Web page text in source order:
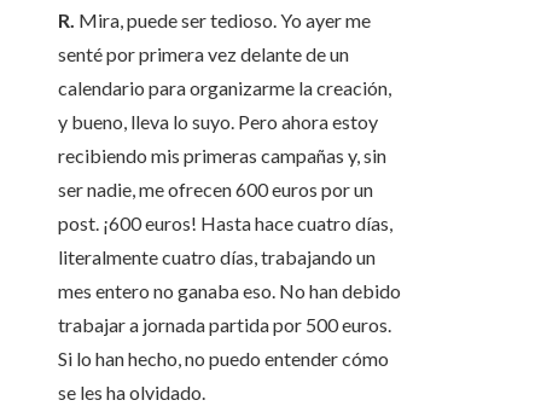
R. Mira, puede ser tedioso. Yo ayer me
senté por primera vez delante de un
calendario para organizarme la creación,
y bueno, lleva lo suyo. Pero ahora estoy
recibiendo mis primeras campañas y, sin
ser nadie, me ofrecen 600 euros por un
post. ¡600 euros! Hasta hace cuatro días,
literalmente cuatro días, trabajando un
mes entero no ganaba eso. No han debido
trabajar a jornada partida por 500 euros.
Si lo han hecho, no puedo entender cómo
se les ha olvidado.